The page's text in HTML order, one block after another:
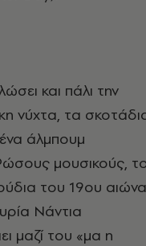
και πάλι την
νύχτα, τα
άλμπουμ
μουσικούς,
του 19ου αιώνα
Nάντια
μαζί του «μα η